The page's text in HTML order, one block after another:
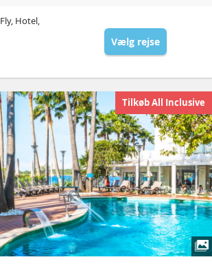
Fly, Hotel,
Vælg rejse
Tilkøb All Inclusive